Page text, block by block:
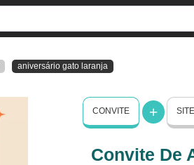
aniversário gato laranja
CONVITE
Convite De